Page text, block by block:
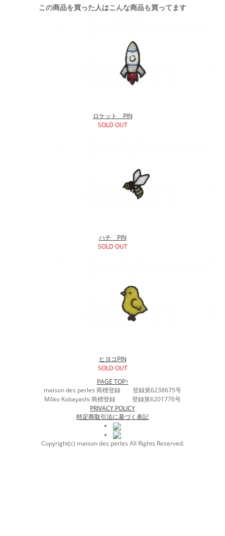
この商品を買った人はこんな商品も買ってます
ロケット PIN
SOLD OUT
ハチ PIN
SOLD OUT
ヒヨコPIN
SOLD OUT
PAGE TOP↑
maison des perles 商標登録 登録第6238675号
Môko Kobayashi 商標登録 登録第6201776号
PRIVACY POLICY
特定商取引法に基づく表記
Copyright(c) maison des perles All Rights Reserved.